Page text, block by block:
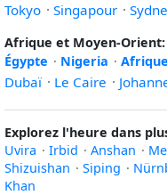
Tokyo · Singapour ·
Afrique et Moyen-Orient:
Égypte · Nigeria ·
Dubaï · Le Caire ·
Explorez l'heure dans
Uvira · Irbid · Anshan ·
Shizuishan · Siping ·
Khan